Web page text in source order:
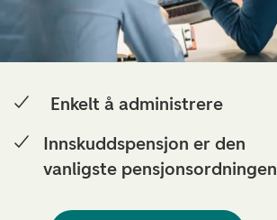
Enkelt å administrere
Innskuddspensjon er den
vanligste pensjonsordningen